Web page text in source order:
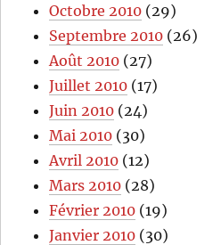
Octobre 2010 (29)
Septembre 2010 (26)
Août 2010 (27)
Juillet 2010 (17)
Juin 2010 (24)
Mai 2010 (30)
Avril 2010 (12)
Mars 2010 (28)
Février 2010 (19)
Janvier 2010 (30)